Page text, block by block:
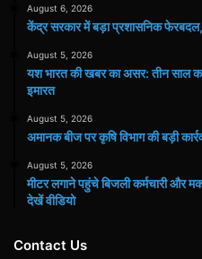
August 6, 2026
केंद्र सरकार में बड़ा प्रशासनिक
August 5, 2026
यश भारत की खबर का असर: तीन साल
इमारत
August 5, 2026
अमानक बीज पर कृषि विभाग की बड़ी
August 5, 2026
मीटर लगाने पहुंचे बिजली कर्मचारी और
देखें वीडियो
Contact Us